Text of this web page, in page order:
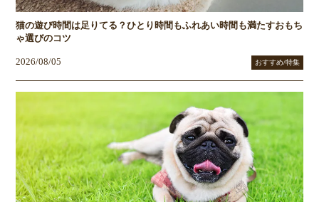
猫の遊び時間は足りてる？ひとり時間もふれあい時間も満たすおもち
ゃ選びのコツ
2026/08/05 おすすめ/特集